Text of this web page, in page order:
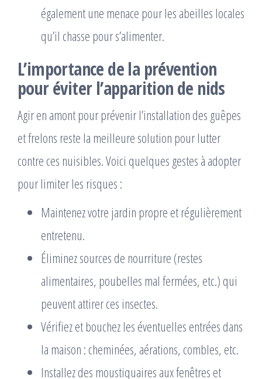
également une menace pour les abeilles locales
qu’il chasse pour s’alimenter.
L’importance de la prévention
pour éviter l’apparition de nids
Agir en amont pour prévenir l’installation des guêpes
et frelons reste la meilleure solution pour lutter
contre ces nuisibles. Voici quelques gestes à adopter
pour limiter les risques :
Maintenez votre jardin propre et régulièrement
entretenu.
Éliminez sources de nourriture (restes
alimentaires, poubelles mal fermées, etc.) qui
peuvent attirer ces insectes.
Vérifiez et bouchez les éventuelles entrées dans
la maison : cheminées, aérations, combles, etc.
Installez des moustiquaires aux fenêtres et